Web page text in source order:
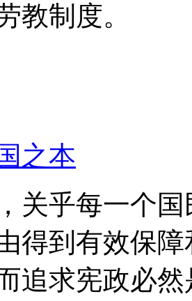
教制度。
之本
关乎每一个
得到有效保
追求宪政必